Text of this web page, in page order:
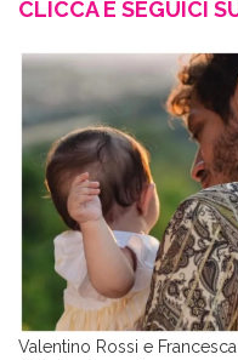
CLICCA E SEGUICI
Valentino Rossi e